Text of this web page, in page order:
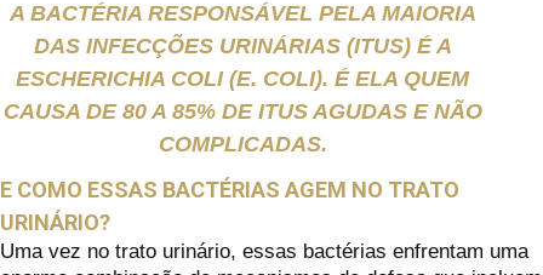
A BACTÉRIA RESPONSÁVEL PELA MAIORIA
DAS INFECÇÕES URINÁRIAS (ITUS) É A
ESCHERICHIA COLI (E. COLI). É ELA QUEM
CAUSA DE 80 A 85% DE ITUS AGUDAS E NÃO
COMPLICADAS.
E COMO ESSAS BACTÉRIAS AGEM NO TRATO
URINÁRIO?
Uma vez no trato urinário, essas bactérias enfrentam uma